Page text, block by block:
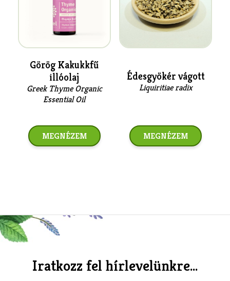
Görög Kakukkfű
illóolaj
Greek Thyme Organic
Essential Oil
MEGNÉZEM
Édesgyökér vágott
Liquiritiae radix
MEGNÉZEM
Iratkozz fel hírlevelünkre...